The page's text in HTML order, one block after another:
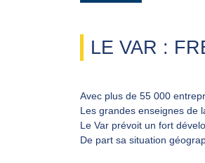
LE VAR :
Avec plus de 55 000
Les grandes enseignes de
Le Var prévoit un fort
De part sa situation